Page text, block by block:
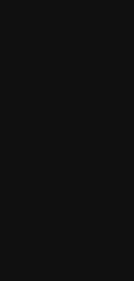
допоможе
приємно.